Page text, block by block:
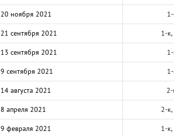
20 ноября 2021
21 сентября 2021 1-
13 сентября 2021
9 сентября 2021
14 августа 2021
8 апреля 2021 2-
9 февраля 2021 1-